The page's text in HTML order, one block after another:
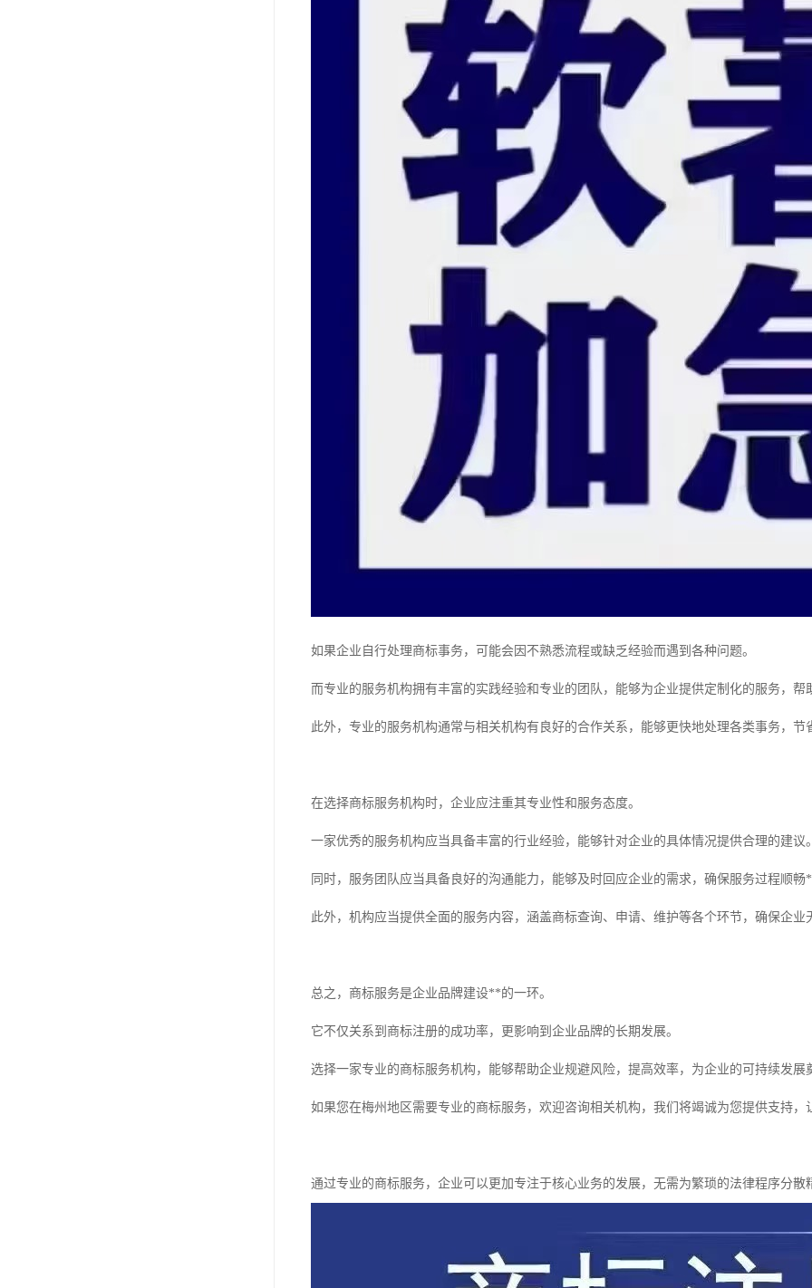
如果企业自行处理商标事务，可能会因不熟悉流程或缺乏经验而遇到各种问题。
而专业的服务机构拥有丰富的实践经验和专业的团队，能够为企业提供定制化的服务，
此外，专业的服务机构通常与相关机构有良好的合作关系，能够更快地处理各类事务，节
在选择商标服务机构时，企业应注重其专业性和服务态度。
一家优秀的服务机构应当具备丰富的行业经验，能够针对企业的具体情况提供合理的建议
同时，服务团队应当具备良好的沟通能力，能够及时回应企业的需求，确保服务过程顺畅
此外，机构应当提供全面的服务内容，涵盖商标查询、申请、维护等各个环节，确保企
总之，商标服务是企业品牌建设**的一环。
它不仅关系到商标注册的成功率，更影响到企业品牌的长期发展。
选择一家专业的商标服务机构，能够帮助企业规避风险，提高效率，为企业的可持续发展
如果您在梅州地区需要专业的商标服务，欢迎咨询相关机构，我们将竭诚为您提供支持
通过专业的商标服务，企业可以更加专注于核心业务的发展，无需为繁琐的法律程序分散